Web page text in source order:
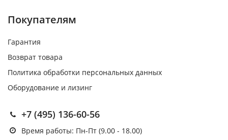
Покупателям
Гарантия
Возврат товара
Политика обработки персональных данных
Оборудование и лизинг
+7 (495) 136-60-56
Время работы: Пн-Пт (9.00 - 18.00)